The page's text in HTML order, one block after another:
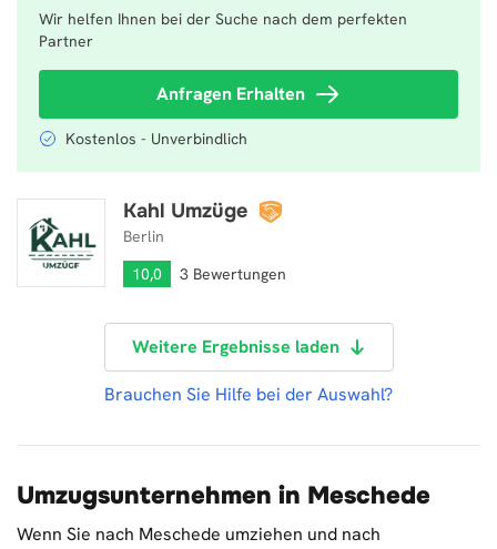
Wir helfen Ihnen bei der Suche nach dem perfekten
Partner
Anfragen Erhalten
Kostenlos - Unverbindlich
Kahl Umzüge
Berlin
10,0
3 Bewertungen
Weitere Ergebnisse laden
Brauchen Sie Hilfe bei der Auswahl?
Umzugsunternehmen in Meschede
Wenn Sie nach Meschede umziehen und nach